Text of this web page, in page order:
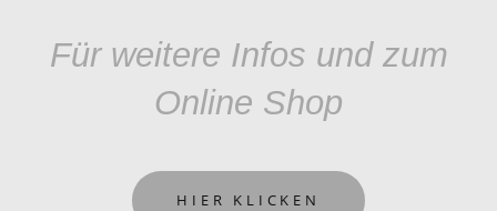
Für weitere Infos und zum
Online Shop
HIER KLICKEN